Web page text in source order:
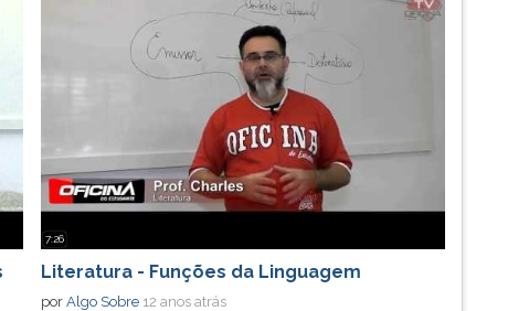
7:26
Literatura - Funções da Linguagem
por Algo Sobre 12 anos atrás